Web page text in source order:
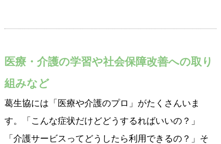
医療・介護の学習や社会保障改善への取り
組みなど
葛生協には「医療や介護のプロ」がたくさんいま
す。「こんな症状だけどどうするればいいの？」
「介護サービスってどうしたら利用できるの？」そ